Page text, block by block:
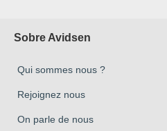
Sobre Avidsen
Qui sommes nous ?
Rejoignez nous
On parle de nous